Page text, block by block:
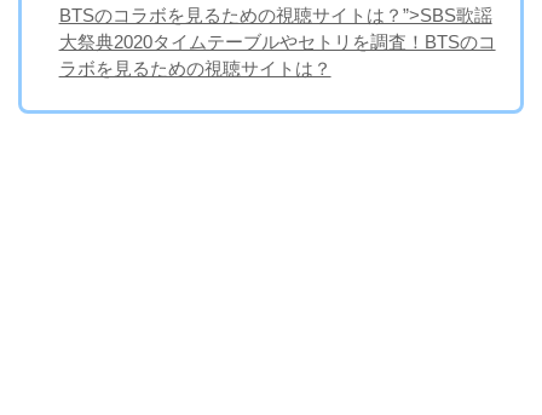
BTSのコラボを見るための視聴サイトは？”>SBS歌謡
大祭典2020タイムテーブルやセトリを調査！BTSのコ
ラボを見るための視聴サイトは？